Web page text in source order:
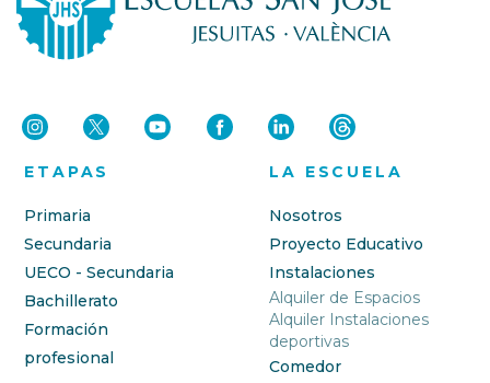
ETAPAS
Primaria
Secundaria
UECO - Secundaria
Bachillerato
Formación
profesional
LA ESCUELA
Nosotros
Proyecto Educativo
Instalaciones
Alquiler de Espacios
Alquiler Instalaciones
deportivas
Comedor